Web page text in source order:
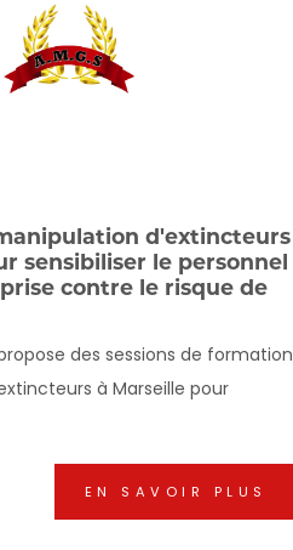
d'extincteurs
sensibiliser le personnel
contre le risque de
des sessions de formation
à Marseille pour
EN SAVOIR PLUS